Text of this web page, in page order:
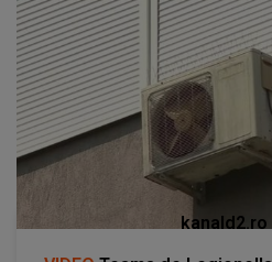
kanald2.ro